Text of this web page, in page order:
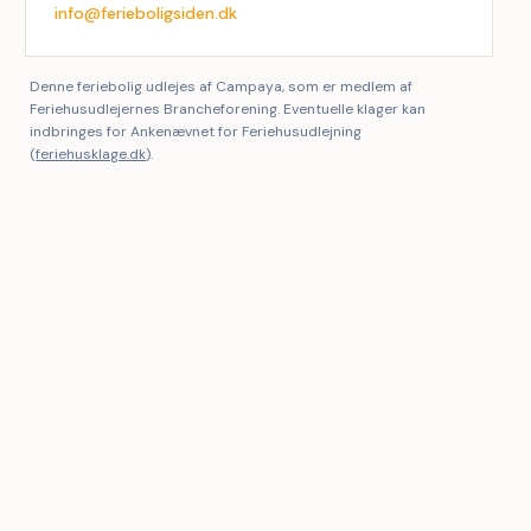
info@ferieboligsiden.dk
Denne feriebolig udlejes af Campaya, som er medlem af
Feriehusudlejernes Brancheforening. Eventuelle klager kan
indbringes for Ankenævnet for Feriehusudlejning
(feriehusklage.dk).